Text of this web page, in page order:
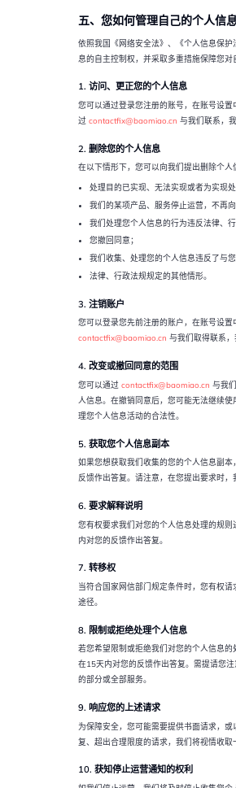
五、您如何管理自己的个人信
依照我国《网络安全法》、《个人信息保
息的自主控制权，并采取多重措施保障您对
1. 访问、更正您的个人信息
您可以通过登录您注册的账号，在账号设
过 contactfix@baomiao.cn 与我们联系，
2. 删除您的个人信息
在以下情形下，您可以向我们提出删除个
处理目的已实现、无法实现或者为实现处
我们的某项产品、服务停止运营，不再
我们处理您个人信息的行为违反法律、
您撤回同意；
我们收集、处理您的个人信息违反了与您
法律、行政法规规定的其他情形。
3. 注销账户
您可以登录您先前注册的账户，在账号设
contactfix@baomiao.cn 与我们取得联系，
4. 改变或撤回同意的范围
您可以通过 contactfix@baomiao.cn 与我
人信息。在撤销同意后，您可能无法继续
理您个人信息活动的合法性。
5. 获取您个人信息副本
如果您想获取我们收集的您的个人信息副本
反馈作出答复。请注意，在您提出要求时，
6. 要求解释说明
您有权要求我们对您的个人信息处理的规
内对您的反馈作出答复。
7. 转移权
当符合国家网信部门规定条件时，您有权
途径。
8. 限制或拒绝处理个人信息
若您希望限制或拒绝我们对您的个人信息的
在15天内对您的反馈作出答复。需提请您
的部分或全部服务。
9. 响应您的上述请求
为保障安全，您可能需要提供书面请求，
复、超出合理限度的请求，我们将视情收取
10. 获知停止运营通知的权利